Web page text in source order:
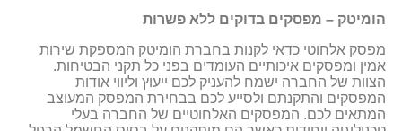
הומיטק – מפסקים בדוקים ללא פשרות
מפסק אלחוטי כדאי לקנות בחברת הומיטק המספקת שירות
אמין ומפסקים איכותיים העומדים בפני כל תקני הבטיחות.
הצוות של החברה ישמח להעניק לכם ייעוץ וליווי אודות
המפסקים והתקנתם ולסייע לכם בבחירת המפסק המעוצב
המתאים לכם. המפסקים האלחוטיים של החברה בעלי